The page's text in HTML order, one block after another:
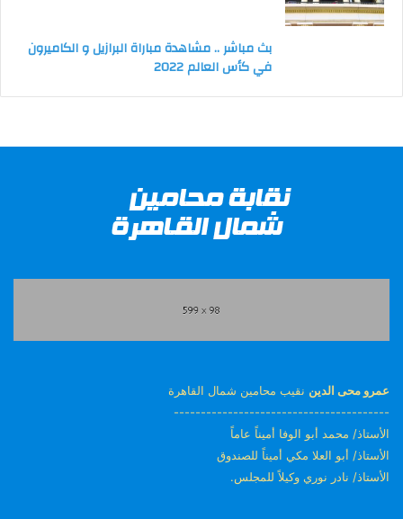
بث مباشر .. مشاهدة مباراة البرازيل و الكاميرون
في كأس العالم 2022
عمرو محى الدين نقيب محامين شمال القاهرة
----------------------------------------
الأستاذ/ محمد أبو الوفا أميناً عاماً
الأستاذ/ أبو العلا مكي أميناً للصندوق
الأستاذ/ نادر نوري وكيلاً للمجلس.